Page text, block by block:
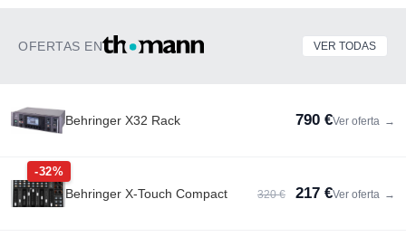
OFERTAS EN VER TODAS
Behringer X32 Rack 790 €Ver oferta →
-32%
Behringer X-Touch Compact 320 € 217 €Ver oferta →